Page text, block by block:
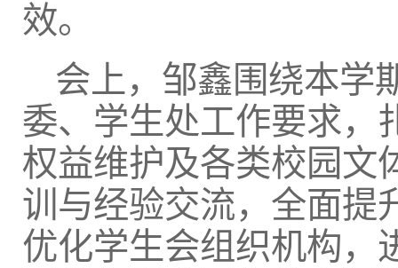
效。
会上，邹鑫围绕本学
委、学生处工作要求，
权益维护及各类校园文
训与经验交流，全面提
优化学生会组织机构，